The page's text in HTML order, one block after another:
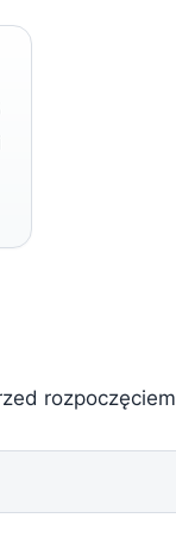
rozpoczęciem